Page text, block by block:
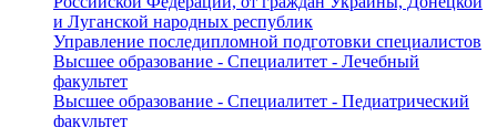
и Луганской народных республик
Управление последипломной подготовки специалистов
Высшее образование - Специалитет - Лечебный
факультет
Высшее образование - Специалитет - Педиатрический
факультет